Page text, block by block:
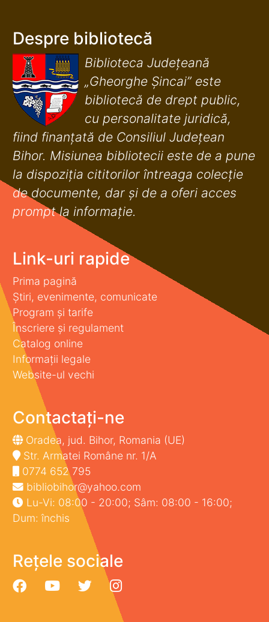
Despre bibliotecă
Biblioteca Județeană
„Gheorghe Șincai” este
bibliotecă de drept public,
cu personalitate juridică,
fiind finanţată de Consiliul Judeţean
Bihor. Misiunea bibliotecii este de a pune
la dispoziţia cititorilor întreaga colecţie
de documente, dar şi de a oferi acces
prompt la informaţie.
Link-uri rapide
Prima pagină
Știri, evenimente, comunicate
Program și tarife
Înscriere și regulament
Catalog online
Informații legale
Website-ul vechi
Contactați-ne
Oradea, jud. Bihor, Romania (UE)
Str. Armatei Române nr. 1/A
0774 652 795
bibliobihor@yahoo.com
Lu-Vi: 08:00 - 20:00; Sâm: 08:00 - 16:00;
Dum: închis
Rețele sociale